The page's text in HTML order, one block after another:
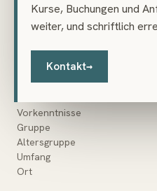
Kurse, Buchungen und
weiter, und schriftlich
Kontakt→
PREIS
€ 216
inkl. 20 % USt
Teilzahlung möglich — Details im
Vorkenntnisse
Gruppe
Altersgruppe
Umfang
Ort